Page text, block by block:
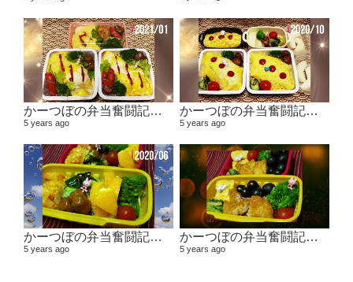
かーつぼの弁当奮闘記その４ 【２０２０年１１月～２０２１年１月】
5 years ago
かーつぼの弁当奮闘記その３ 【２０２０年８・９月～１０月】
5 years ago
かーつぼの弁当奮闘記その２ 【２０２０年６月～７月】
5 years ago
かーつぼの弁当奮闘記その1 2020年４月～５月
5 years ago